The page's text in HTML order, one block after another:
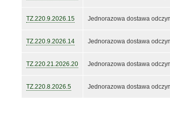
TZ.220.9.2026.15 Jednorazowa dostawa
TZ.220.9.2026.14 Jednorazowa dostawa
TZ.220.21.2026.20 Jednorazowa dostawa
TZ.220.8.2026.5 Jednorazowa dostawa